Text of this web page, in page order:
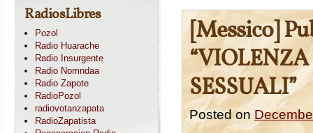
[Messico]
SESSUALI”
Posted on
RadiosLibres
Pozol
Radio Huarache
Radio Insurgente
Radio Nomndaa
Radio Zapote
RadioPozol
radiovotanzapata
RadioZapatista